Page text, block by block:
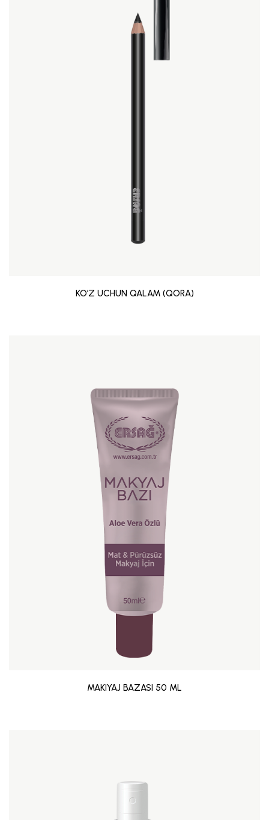
KO’Z UCHUN QALAM (QORA)
MAKIYAJ BAZASI 50 ML